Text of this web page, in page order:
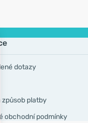
dotazy
způsob platby
obchodní podmínky